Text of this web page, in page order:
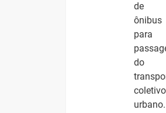
de
ônibus
para
do
coletivo
urbano.